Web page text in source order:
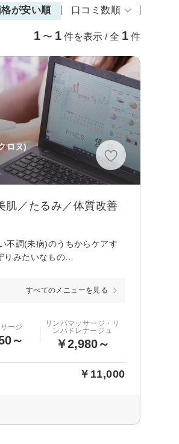
が安い順 口コミ数順
1 〜 1 件を表示 / 全 1 件
ロヌ)
肌／たるみ／体質改善
不調(未病)のうちからケアす
りみたいなもの…
すべてのメニューを見る
ージ
～
リンパマッサージ・リ
ンパドレナージュ
￥2,980～
￥11,000